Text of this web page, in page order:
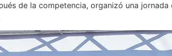
de la competencia, organizó una